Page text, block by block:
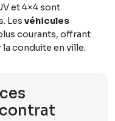
et 4×4 sont
Les véhicules
courants, offrant
conduite en ville.